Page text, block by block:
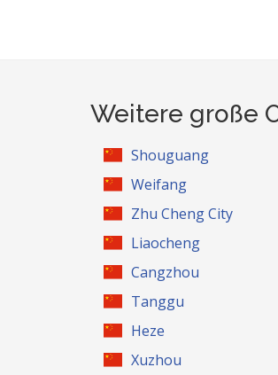
Weitere große
Shouguang
Weifang
Zhu Cheng City
Liaocheng
Cangzhou
Tanggu
Heze
Xuzhou